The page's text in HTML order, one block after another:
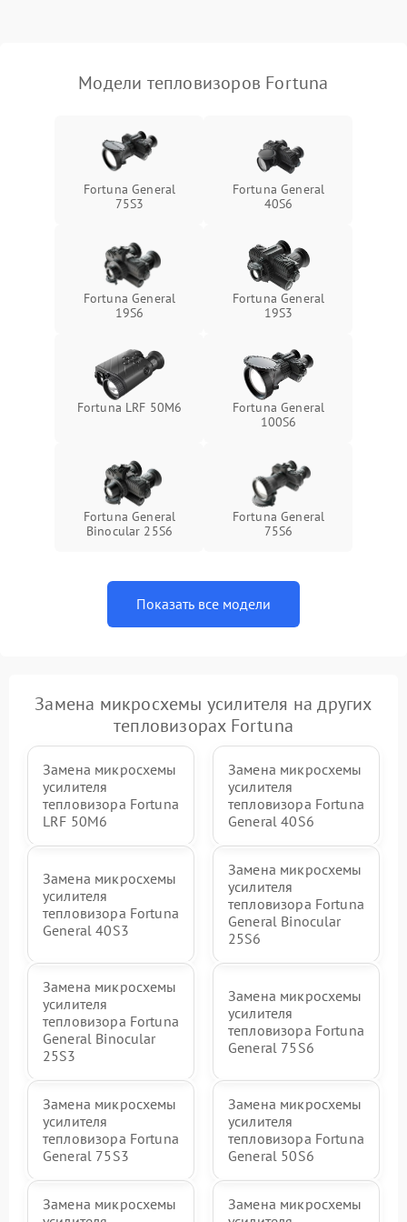
Модели тепловизоров Fortuna
Fortuna General
75S3
Fortuna General
40S6
Fortuna General
19S6
Fortuna General
19S3
Fortuna LRF 50M6
Fortuna General
100S6
Fortuna General
Binocular 25S6
Fortuna General
75S6
Показать все модели
Замена микросхемы усилителя на других
тепловизорах Fortuna
Замена микросхемы
усилителя
тепловизора Fortuna
LRF 50M6
Замена микросхемы
усилителя
тепловизора Fortuna
General 40S6
Замена микросхемы
усилителя
тепловизора Fortuna
General 40S3
Замена микросхемы
усилителя
тепловизора Fortuna
General Binocular
25S6
Замена микросхемы
усилителя
тепловизора Fortuna
General Binocular
25S3
Замена микросхемы
усилителя
тепловизора Fortuna
General 75S6
Замена микросхемы
усилителя
тепловизора Fortuna
General 75S3
Замена микросхемы
усилителя
тепловизора Fortuna
General 50S6
Замена микросхемы
Замена микросхемы